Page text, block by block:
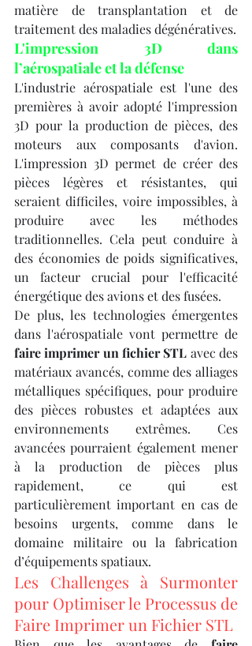
matière de transplantation et de
traitement des maladies dégénératives.
L'impression 3D dans
l’aérospatiale et la défense
L'industrie aérospatiale est l'une des
premières à avoir adopté l'impression
3D pour la production de pièces, des
moteurs aux composants d'avion.
L'impression 3D permet de créer des
pièces légères et résistantes, qui
seraient difficiles, voire impossibles, à
produire avec les méthodes
traditionnelles. Cela peut conduire à
des économies de poids significatives,
un facteur crucial pour l'efficacité
énergétique des avions et des fusées.
De plus, les technologies émergentes
faire imprimer un fichier STL avec des
matériaux avancés, comme des alliages
métalliques spécifiques, pour produire
des pièces robustes et adaptées aux
environnements extrêmes. Ces
avancées pourraient également mener
à la production de pièces plus
rapidement, ce qui est
particulièrement important en cas de
besoins urgents, comme dans le
domaine militaire ou la fabrication
d’équipements spatiaux.
Les Challenges à Surmonter
pour Optimiser le Processus de
Faire Imprimer un Fichier STL